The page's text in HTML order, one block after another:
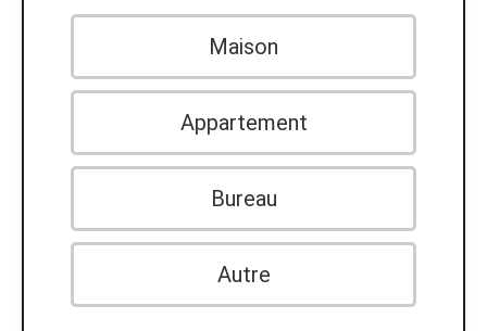
Maison
Appartement
Bureau
Autre